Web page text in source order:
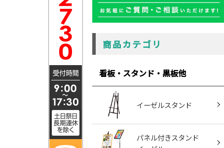
商品カテゴリ
看板・スタンド・黒板他
イーゼルスタンド
パネル付きスタンド